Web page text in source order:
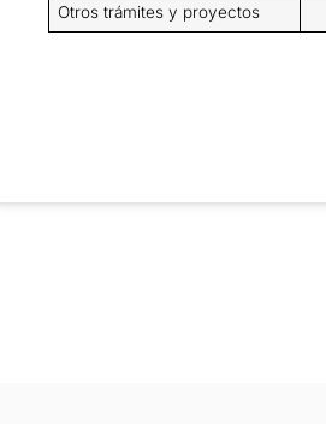
Otros trámites y proyectos